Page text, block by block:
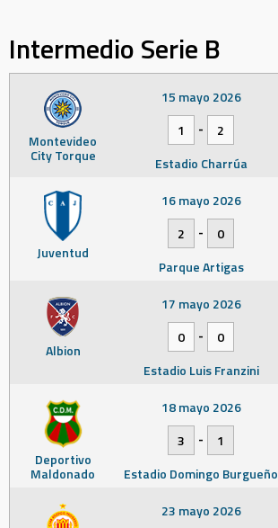
Intermedio Serie B
Montevideo
City Torque
15 mayo 2026
1
-
2
Estadio Charrúa
Juventud
16 mayo 2026
2
-
0
Parque Artigas
Albion
17 mayo 2026
0
-
0
Estadio Luis Franzini
Deportivo
Maldonado
18 mayo 2026
3
-
1
Estadio Domingo Burgueño
23 mayo 2026